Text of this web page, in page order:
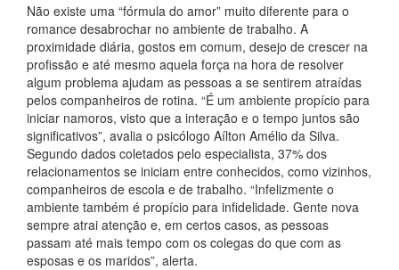
Não existe uma “fórmula do amor” muito diferente para o
romance desabrochar no ambiente de trabalho. A
proximidade diária, gostos em comum, desejo de crescer na
profissão e até mesmo aquela força na hora de resolver
algum problema ajudam as pessoas a se sentirem atraídas
pelos companheiros de rotina. “É um ambiente propício para
iniciar namoros, visto que a interação e o tempo juntos são
significativos”, avalia o psicólogo Aílton Amélio da Silva.
Segundo dados coletados pelo especialista, 37% dos
relacionamentos se iniciam entre conhecidos, como vizinhos,
companheiros de escola e de trabalho. “Infelizmente o
ambiente também é propício para infidelidade. Gente nova
sempre atrai atenção e, em certos casos, as pessoas
passam até mais tempo com os colegas do que com as
esposas e os maridos”, alerta.